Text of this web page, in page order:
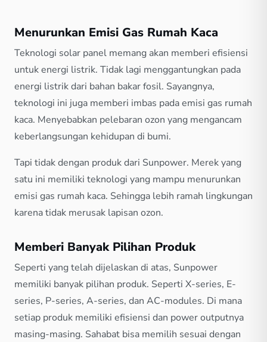
Menurunkan Emisi Gas Rumah Kaca
Teknologi solar panel memang akan memberi efisiensi
untuk energi listrik. Tidak lagi menggantungkan pada
energi listrik dari bahan bakar fosil. Sayangnya,
teknologi ini juga memberi imbas pada emisi gas rumah
kaca. Menyebabkan pelebaran ozon yang mengancam
keberlangsungan kehidupan di bumi.
Tapi tidak dengan produk dari Sunpower. Merek yang
satu ini memiliki teknologi yang mampu menurunkan
emisi gas rumah kaca. Sehingga lebih ramah lingkungan
karena tidak merusak lapisan ozon.
Memberi Banyak Pilihan Produk
Seperti yang telah dijelaskan di atas, Sunpower
memiliki banyak pilihan produk. Seperti X-series, E-
series, P-series, A-series, dan AC-modules. Di mana
setiap produk memiliki efisiensi dan power outputnya
masing-masing. Sahabat bisa memilih sesuai dengan